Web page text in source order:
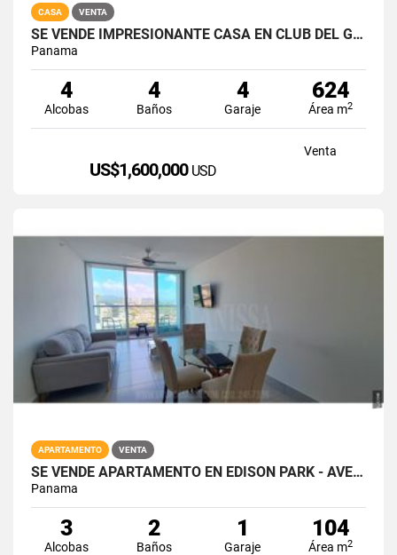
CASA VENTA
SE VENDE IMPRESIONANTE CASA EN CLUB DEL GOLF - BRISAS DEL GOLF
Panama
4
Alcobas
4
Baños
4
Garaje
624
Área m2
Venta
US$1,600,000 USD
APARTAMENTO VENTA
SE VENDE APARTAMENTO EN EDISON PARK - AVE. EL PAICAL - VIVENDI GREEN
Panama
3
Alcobas
2
Baños
1
Garaje
104
Área m2